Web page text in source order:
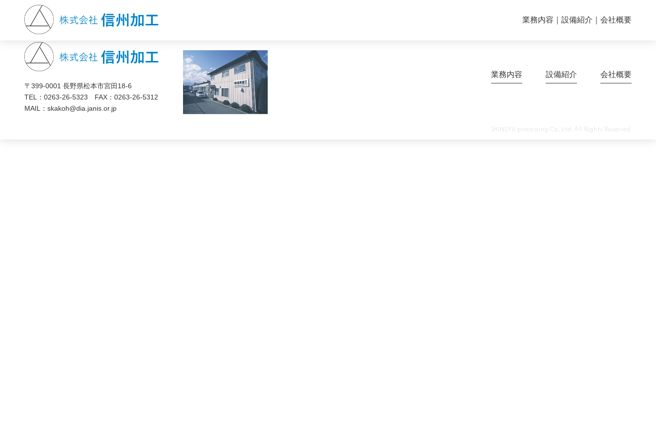
業務内容 設備紹介 会社概要
カテゴリー:
Hello world!
WordPress へようこそ。こちらは最初の投稿です。編集または削除し、コンテンツ作成を始めてください。
〒399-0001 長野県松本市宮⽥18-6
TEL：0263-26-5323 FAX： 0263-26-5312
MAIL：skakoh@dia.janis.or.jp
業務内容 設備紹介 会社概要
SHINSYU processing Co., Ltd. All Rights Reserved.